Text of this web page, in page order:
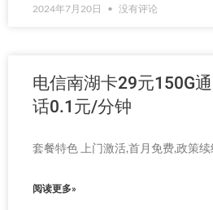
2024年7月20日 没有评论
电信南湖卡29元150G
话0.1元/分钟
套餐特色 上门激活,首月免费,政策续
阅读更多»